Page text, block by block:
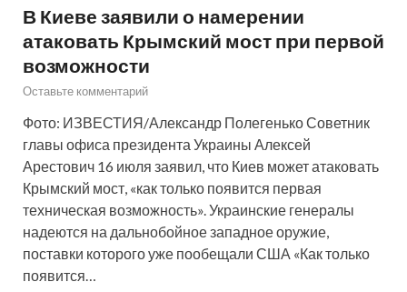
В Киеве заявили о намерении
атаковать Крымский мост при первой
возможности
Оставьте комментарий
Фото: ИЗВЕСТИЯ/Александр Полегенько Советник
главы офиса президента Украины Алексей
Арестович 16 июля заявил, что Киев может атаковать
Крымский мост, «как только появится первая
техническая возможность». Украинские генералы
надеются на дальнобойное западное оружие,
поставки которого уже пообещали США «Как только
появится…